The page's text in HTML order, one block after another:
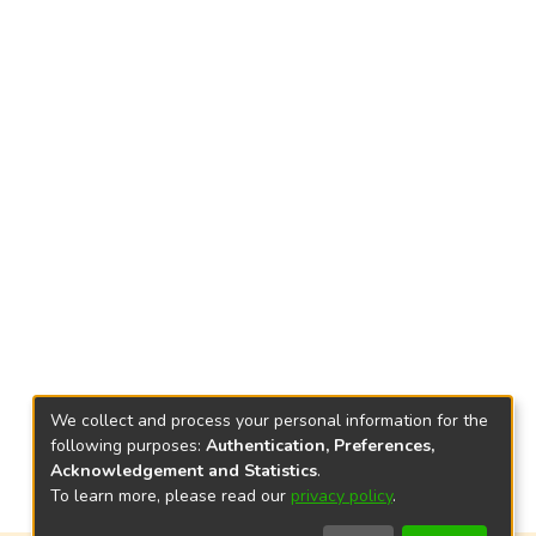
We collect and process your personal information for the
following purposes: Authentication, Preferences,
Acknowledgement and Statistics.
To learn more, please read our privacy policy.